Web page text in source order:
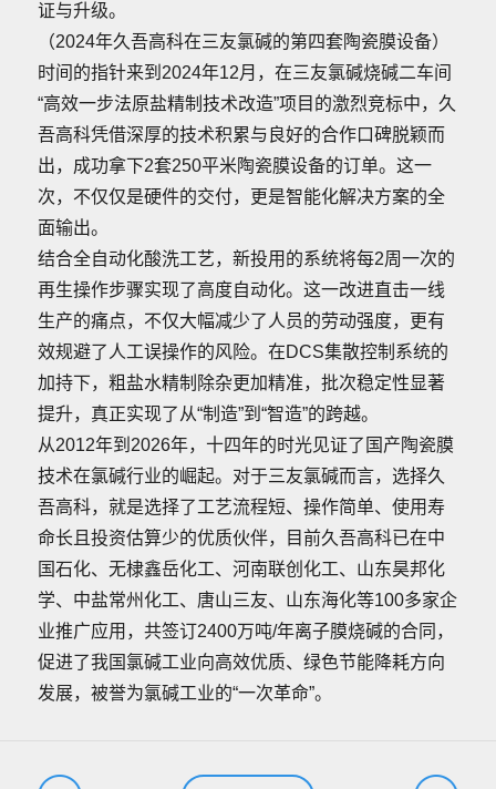
证与升级。
（2024年久吾高科在三友氯碱的第四套陶瓷膜设备）
时间的指针来到2024年12月，在三友氯碱烧碱二车间
“高效一步法原盐精制技术改造”项目的激烈竞标中，久
吾高科凭借深厚的技术积累与良好的合作口碑脱颖而
出，成功拿下2套250平米陶瓷膜设备的订单。这一
次，不仅仅是硬件的交付，更是智能化解决方案的全
面输出。
结合全自动化酸洗工艺，新投用的系统将每2周一次的
再生操作步骤实现了高度自动化。这一改进直击一线
生产的痛点，不仅大幅减少了人员的劳动强度，更有
效规避了人工误操作的风险。在DCS集散控制系统的
加持下，粗盐水精制除杂更加精准，批次稳定性显著
提升，真正实现了从“制造”到“智造”的跨越。
从2012年到2026年，十四年的时光见证了国产陶瓷膜
技术在氯碱行业的崛起。对于三友氯碱而言，选择久
吾高科，就是选择了工艺流程短、操作简单、使用寿
命长且投资估算少的优质伙伴，目前久吾高科已在中
国石化、无棣鑫岳化工、河南联创化工、山东昊邦化
学、中盐常州化工、唐山三友、山东海化等100多家企
业推广应用，共签订2400万吨/年离子膜烧碱的合同，
促进了我国氯碱工业向高效优质、绿色节能降耗方向
发展，被誉为氯碱工业的“一次革命”。